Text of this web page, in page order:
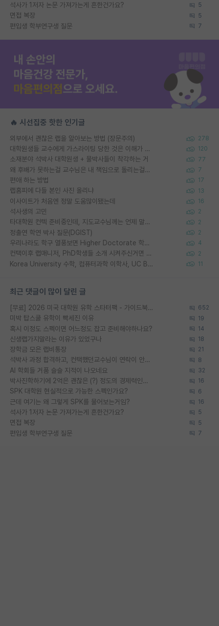
석사가 1저자 논문 가져가는게 흔한건가요? 5
면접 복장 5
편입생 학부연구생 질문 7
🔥 시선집중 핫한 인기글
외부에서 괜찮은 랩을 알아보는 방법 (장문주의) 278
대학원생들 교수에게 가스라이팅 당한 것은 이해가 갑니다. 안타깝네요. 120
소재분야 석박사 대학원생 + 물박사들이 착각하는 거 77
왜 후배가 못하는걸 교수님은 내 책임으로 돌리는걸까요? 7
편애 하는 방법 17
랩홈피에 다들 본인 사진 올리냐 13
이사이트가 처음엔 정말 도움많이됐는데 16
석사생의 고민 2
타대학원 컨텍 준비중인데, 지도교수님께는 언제 말씀드려야 할까요? 2
정출연 학연 박사 질문(DGIST) 2
우리나라도 학구 열풍보면 Higher Doctorate 학위가 필요하다고 봅니다. 4
컨택이후 랩매니저, PhD학생들 소개 시켜주신거면 거의 컨펌에 가깝나요? 2
Korea University 수학, 컴퓨터과학 이학사, UC Berkeley 산업공학 대학원 공학박사가 되는 것은 쉽지 않겠죠? 11
최근 댓글이 많이 달린 글
[무료] 2026 미국 대학원 유학 스타터팩 - 가이드북 & 합격자 컨택메일 템플릿 652
미박 탑스쿨 유학이 빡세진 이유 19
혹시 이정도 스펙이면 어느정도 잡고 준비해야하나요? 14
신생랩가지말라는 이유가 있었구나 18
장학금 모은 랩비통장 21
석박사 과정 합격하고, 컨택했던교수님이 연락이 안됩니다... 8
AI 학회들 거품 슬슬 지적이 나오네요 32
박사진학하기에 2억은 괜찮은 (?) 정도의 경제력인가요 16
SPK 대학원 현실적으로 가능한 스펙인가요? 6
근데 여기는 왜 그렇게 SPK를 물어보는거임? 16
석사가 1저자 논문 가져가는게 흔한건가요? 5
면접 복장 5
편입생 학부연구생 질문 7